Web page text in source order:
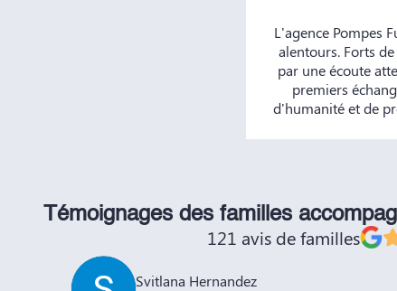
L'agence Pompes
alentours. Forts
par une écoute
premiers
d'humanité et de
Témoignages des familles
121 avis de familles
Svitlana Hernandez